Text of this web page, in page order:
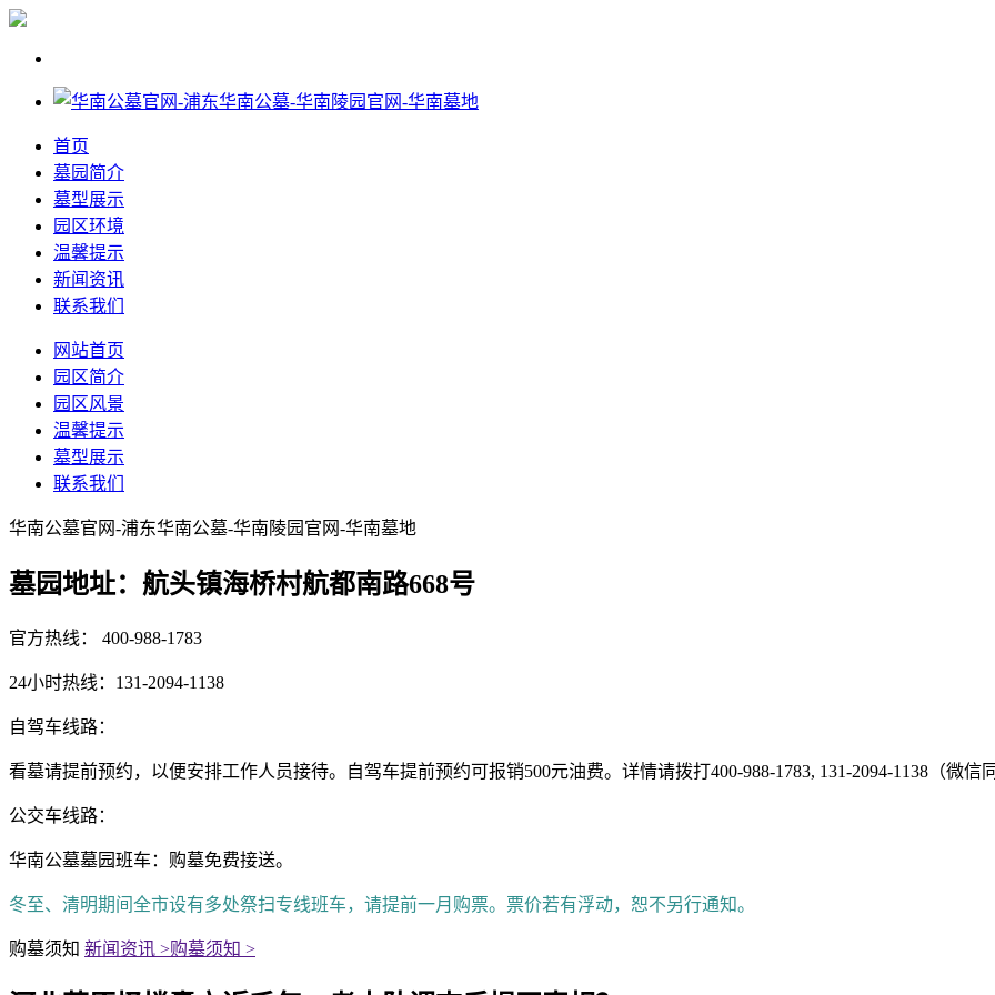
首页
墓园简介
墓型展示
园区环境
温馨提示
新闻资讯
联系我们
网站首页
园区简介
园区风景
温馨提示
墓型展示
联系我们
华南公墓官网-浦东华南公墓-华南陵园官网-华南墓地
墓园地址：航头镇海桥村航都南路668号
官方热线： 400-988-1783
24小时热线：131-2094-1138
自驾车线路：
看墓请提前预约，以便安排工作人员接待。自驾车提前预约可报销500元油费。详情请拨打400-988-1783, 131-2094-1138（微信
公交车线路：
华南公墓墓园班车：购墓免费接送。
冬至、清明期间全市设有多处祭扫专线班车，请提前一月购票。票价若有浮动，恕不另行通知。
购墓须知 新闻资讯 >购墓须知 >